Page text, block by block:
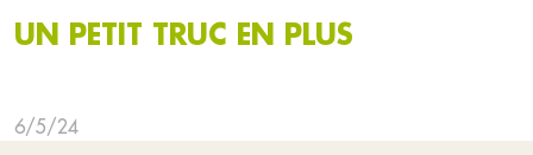
UN PETIT TRUC EN PLUS
6/5/24